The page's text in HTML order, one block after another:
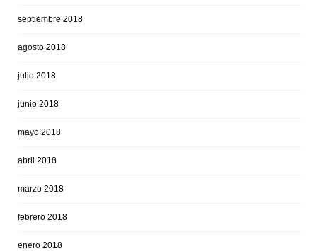
septiembre 2018
agosto 2018
julio 2018
junio 2018
mayo 2018
abril 2018
marzo 2018
febrero 2018
enero 2018